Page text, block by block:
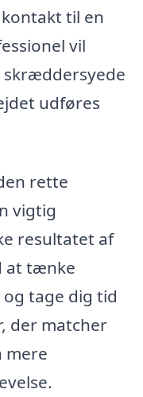
til en
vil
udføres
rette
vigtig
resultatet af
at tænke
tage dig tid
der matcher
mere